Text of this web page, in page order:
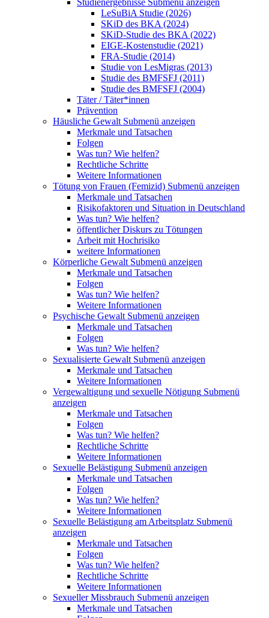
Studienergebnisse Submenü anzeigen
LeSuBiA Studie (2026)
SKiD des BKA (2024)
SKiD-Studie des BKA (2022)
EIGE-Kostenstudie (2021)
FRA-Studie (2014)
Studie von LesMigras (2013)
Studie des BMFSFJ (2011)
Studie des BMFSFJ (2004)
Täter / Täter*innen
Prävention
Häusliche Gewalt Submenü anzeigen
Merkmale und Tatsachen
Folgen
Was tun? Wie helfen?
Rechtliche Schritte
Weitere Informationen
Tötung von Frauen (Femizid) Submenü anzeigen
Merkmale und Tatsachen
Risikofaktoren und Situation in Deutschland
Was tun? Wie helfen?
öffentlicher Diskurs zu Tötungen
Arbeit mit Hochrisiko
weitere Informationen
Körperliche Gewalt Submenü anzeigen
Merkmale und Tatsachen
Folgen
Was tun? Wie helfen?
Weitere Informationen
Psychische Gewalt Submenü anzeigen
Merkmale und Tatsachen
Folgen
Was tun? Wie helfen?
Sexualisierte Gewalt Submenü anzeigen
Merkmale und Tatsachen
Weitere Informationen
Vergewaltigung und sexuelle Nötigung Submenü
anzeigen
Merkmale und Tatsachen
Folgen
Was tun? Wie helfen?
Rechtliche Schritte
Weitere Informationen
Sexuelle Belästigung Submenü anzeigen
Merkmale und Tatsachen
Folgen
Was tun? Wie helfen?
Weitere Informationen
Sexuelle Belästigung am Arbeitsplatz Submenü
anzeigen
Merkmale und Tatsachen
Folgen
Was tun? Wie helfen?
Rechtliche Schritte
Weitere Informationen
Sexueller Missbrauch Submenü anzeigen
Merkmale und Tatsachen